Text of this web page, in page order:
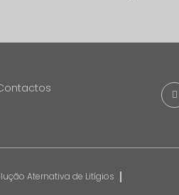
Aternativa de Litígios